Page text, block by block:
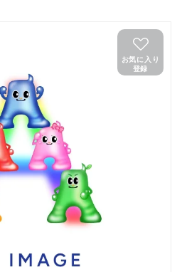
お気に入り
登録